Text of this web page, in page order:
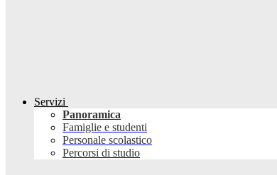
Servizi
Panoramica
Famiglie e studenti
Personale scolastico
Percorsi di studio